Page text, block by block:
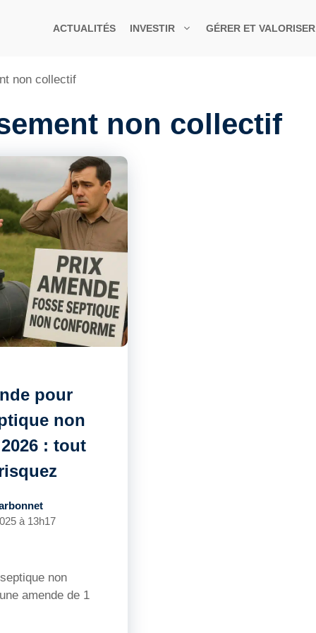
ACTUALITÉS INVESTIR GÉRER ET VALORISER
non collectif
non collectif
pour
non
: tout
à 13h17
non
amende de 1